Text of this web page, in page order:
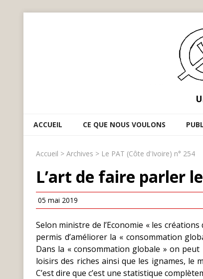
ACCUEIL CE QUE NOUS VOULONS
Accueil > Archives > Le PAT (Côte d'Ivoire) n° 254
L’art de faire parler
05 mai 2019
Selon ministre de l’Economie « les
permis d’améliorer la « consommation
Dans la « consommation globale » on
loisirs des riches ainsi que les ignames, le
C’est dire que c’est une statistique